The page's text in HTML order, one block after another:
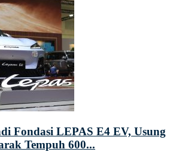
Fondasi LEPAS E4 EV, Usung
Tempuh 600...